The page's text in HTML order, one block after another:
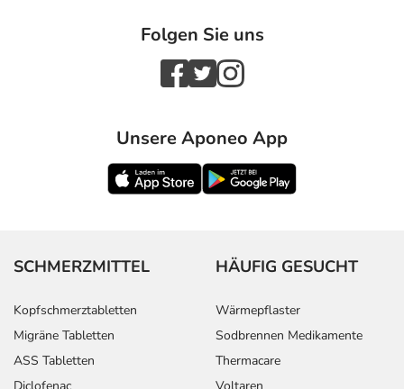
Folgen Sie uns
Unsere Aponeo App
SCHMERZMITTEL
Kopfschmerztabletten
Migräne Tabletten
ASS Tabletten
HÄUFIG GESUCHT
Wärmepflaster
Sodbrennen Medikamente
Thermacare